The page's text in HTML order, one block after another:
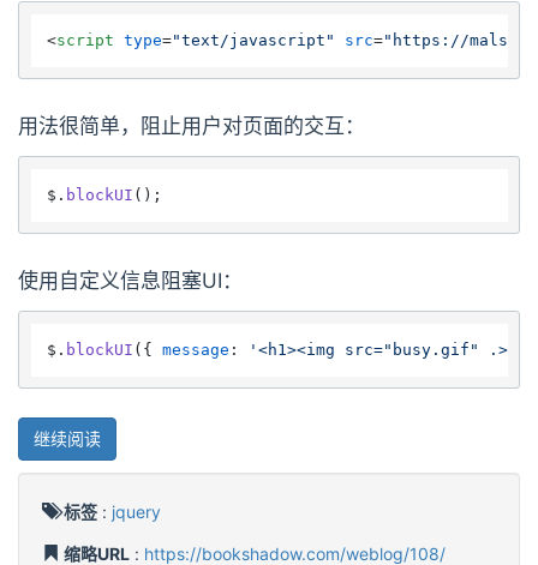
<script type="text/javascript" src="https://
用法很简单，阻止用户对页面的交互：
$. blockUI
使用自定义信息阻塞UI：
$. blockUI ({ message : '<h1><img src="busy.gif" .>
继续阅读
标签 : jquery
缩略URL : https://bookshadow.com/weblog/108/